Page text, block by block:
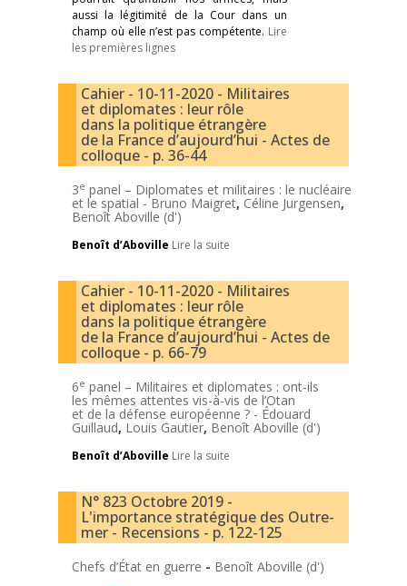
aussi la légitimité de la Cour dans un
champ où elle n’est pas compétente. Lire
les premières lignes
Cahier - 10-11-2020 - Militaires
et diplomates : leur rôle
dans la politique étrangère
de la France d’aujourd’hui - Actes de
colloque - p. 36-44
3e panel – Diplomates et militaires : le nucléaire
et le spatial -Bruno Maigret, Céline Jurgensen,
Benoît Aboville (d')
Benoît d’Aboville Lire la suite
Cahier - 10-11-2020 - Militaires
et diplomates : leur rôle
dans la politique étrangère
de la France d’aujourd’hui - Actes de
colloque - p. 66-79
6e panel – Militaires et diplomates : ont-ils
les mêmes attentes vis-à-vis de l’Otan
et de la défense européenne ? - Édouard
Guillaud, Louis Gautier, Benoît Aboville (d')
Benoît d’Aboville Lire la suite
N° 823 Octobre 2019 -
L'importance stratégique des Outre-
mer - Recensions - p. 122-125
Chefs d’État en guerre - Benoît Aboville (d')